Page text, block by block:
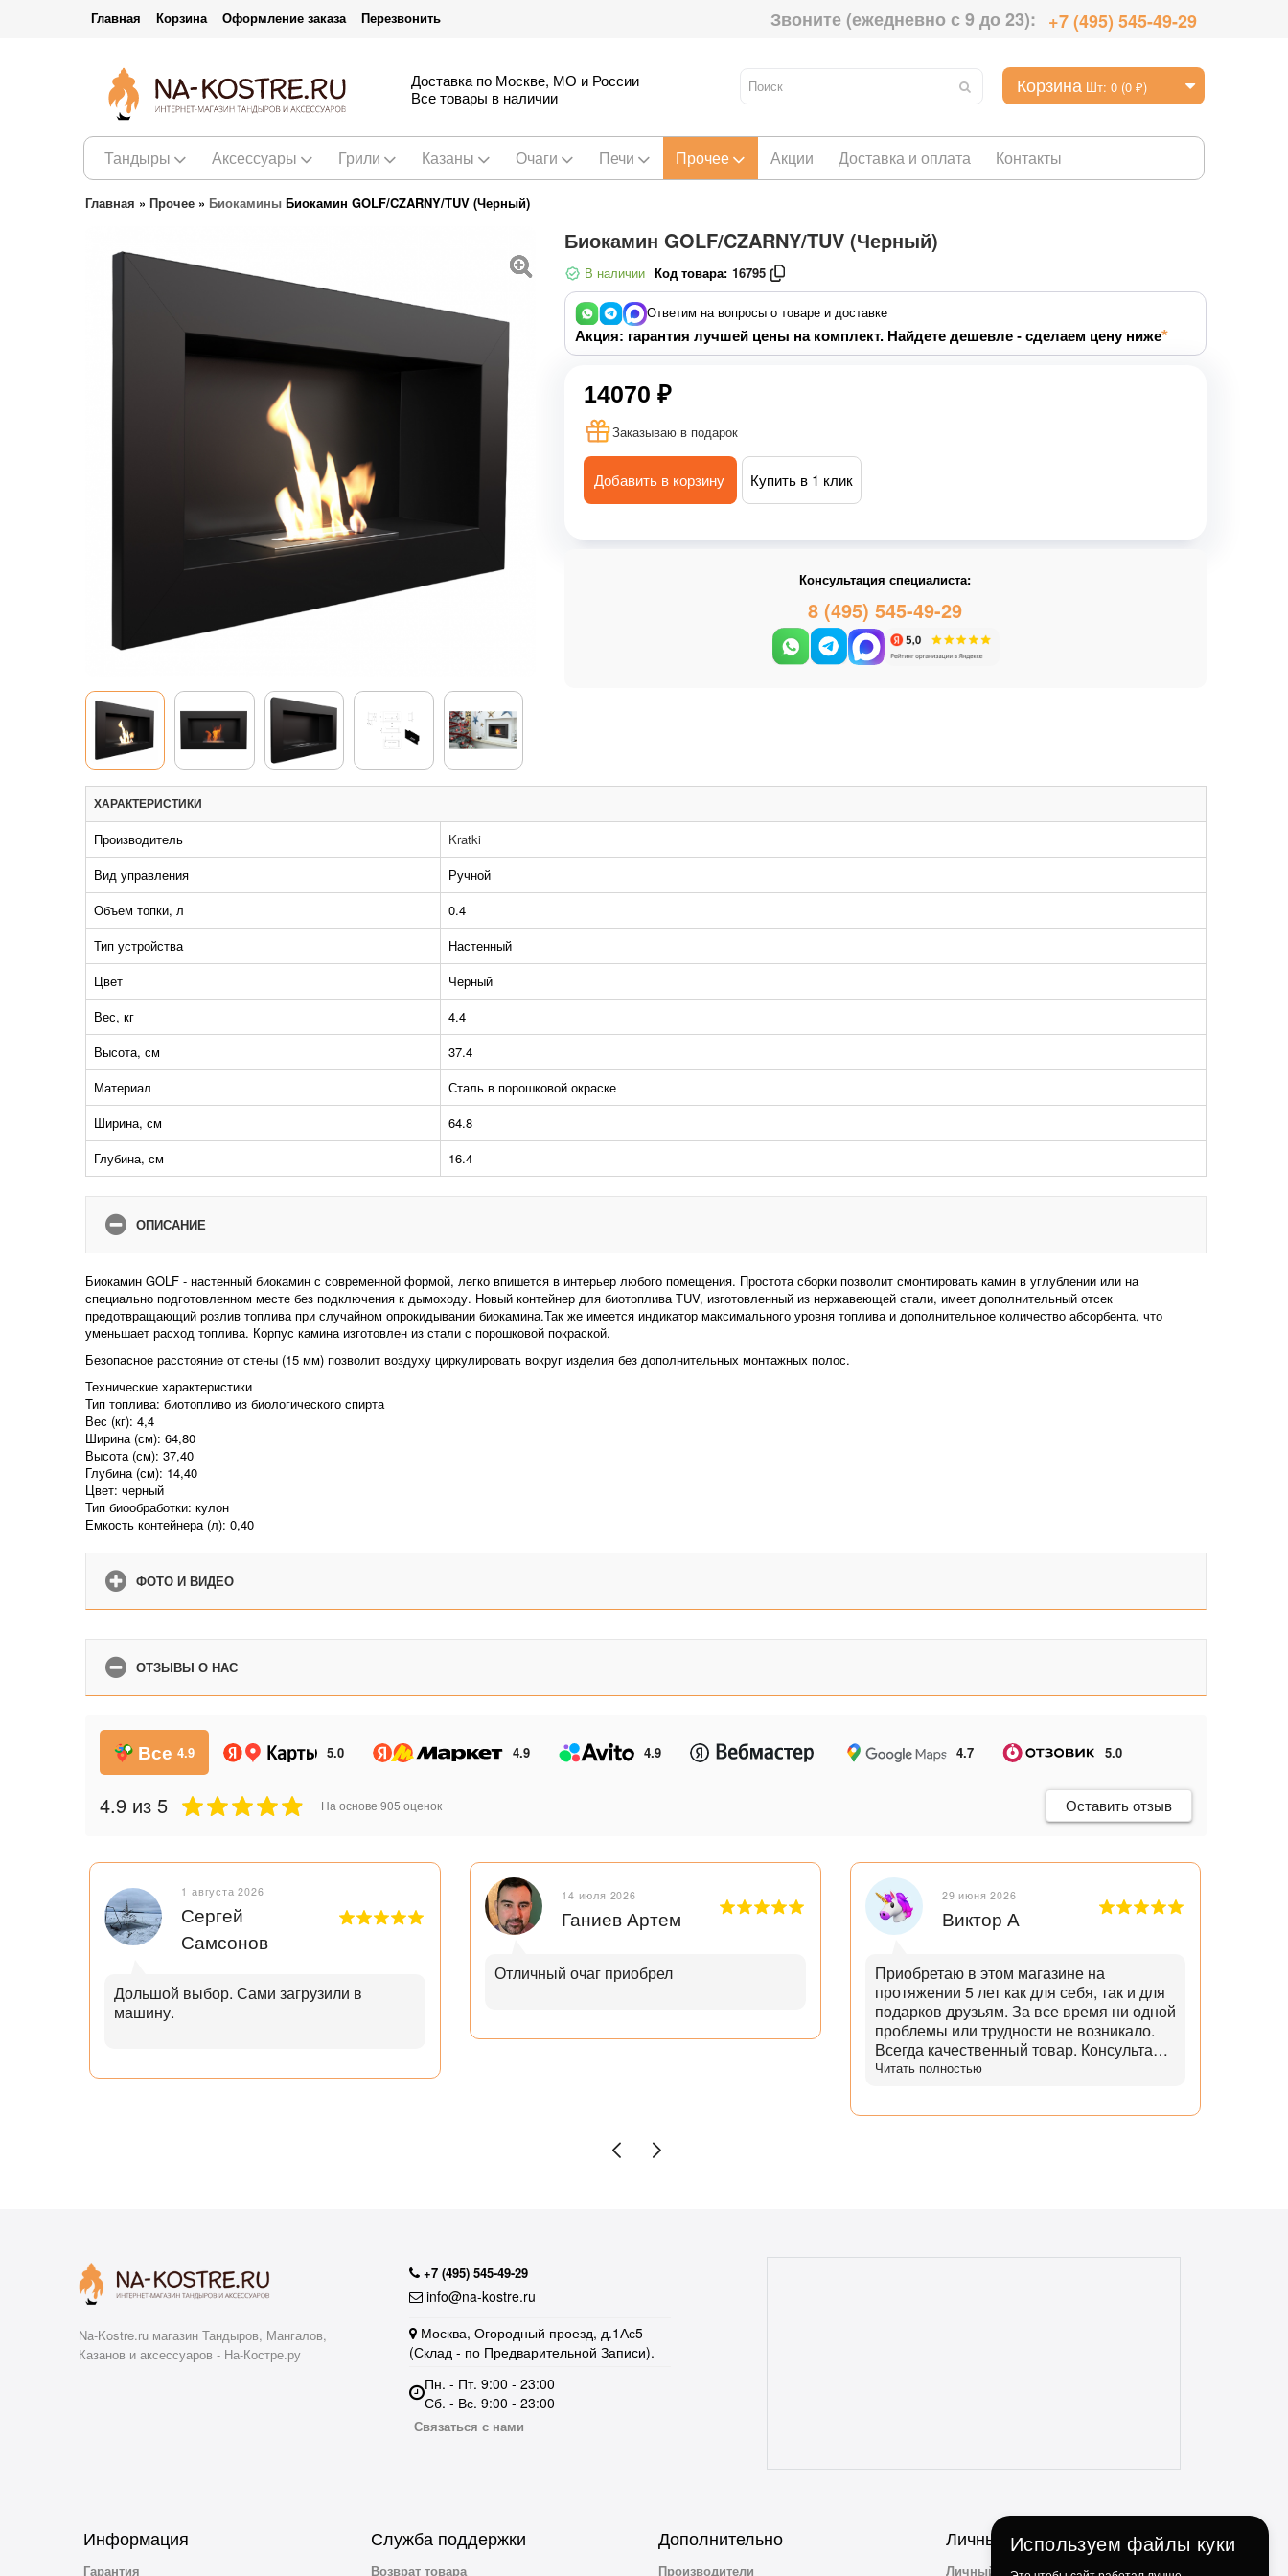
Главная Корзина Оформление заказа Перезвонить Звоните (ежедневно с 9 до 23): +7 (495) 545-49-29
Корзина Шт: 0 (0 ₽)
Доставка по Москве, МО и России
Все товары в наличии
Тандыры Аксессуары Грили Казаны Очаги Печи Прочее Акции Доставка и оплата Контакты
Главная » Прочее » Биокамины Биокамин GOLF/CZARNY/TUV (Черный)
Биокамин GOLF/CZARNY/TUV (Черный)
В наличии Код товара: 16795
Ответим на вопросы о товаре и доставке
Акция: гарантия лучшей цены на комплект. Найдете дешевле - сделаем цену ниже
14070 ₽
Заказываю в подарок
Добавить в корзину Купить в 1 клик
Консультация специалиста:
8 (495) 545-49-29
ХАРАКТЕРИСТИКИ
Производитель
Kratki
Вид управления
Ручной
Объем топки, л
0.4
Тип устройства
Настенный
Цвет
Черный
Вес, кг
4.4
Высота, см
37.4
Материал
Сталь в порошковой окраске
Ширина, см
64.8
Глубина, см
16.4
ОПИСАНИЕ
Биокамин GOLF - настенный биокамин с современной формой, легко впишется в интерьер любого помещения. Простота сборки позволит смонтировать камин в углублении или на
специально подготовленном месте без подключения к дымоходу. Новый контейнер для биотоплива TUV, изготовленный из нержавеющей стали, имеет дополнительный отсек
предотвращающий розлив топлива при случайном опрокидывании биокамина.Так же имеется индикатор максимального уровня топлива и дополнительное количество абсорбента, что
уменьшает расход топлива. Корпус камина изготовлен из стали с порошковой покраской.
Безопасное расстояние от стены (15 мм) позволит воздуху циркулировать вокруг изделия без дополнительных монтажных полос.
Технические характеристики
Тип топлива: биотопливо из биологического спирта
Вес (кг): 4,4
Ширина (см): 64,80
Высота (см): 37,40
Глубина (см): 14,40
Цвет: черный
Тип биообработки: кулон
Емкость контейнера (л): 0,40
ФОТО И ВИДЕО
ОТЗЫВЫ О НАС
Все 4.9 5.0 4.9 4.9 4.7 5.0
4.9из 5 На основе 905 оценок Оставить отзыв
1 августа 2026
Сергей
Самсонов
Дольшой выбор. Сами загрузили в
машину.
14 июля 2026
Ганиев Артем
Отличный очаг приобрел
29 июня 2026
Виктор А
Приобретаю в этом магазине на
протяжении 5 лет как для себя, так и для
подарков друзьям. За все время ни одной
проблемы или трудности не возникало.
Всегда качественный товар. Консультант
помогает с выбором и советами. Советы
отзывчивые и опытные. Особенно
Читать полностью
Na-Kostre.ru магазин Тандыров, Мангалов,
Казанов и аксессуаров - На-Костре.ру
+7 (495) 545-49-29
info@na-kostre.ru
Москва, Огородный проезд, д.1Ас5
(Склад - по Предварительной Записи).
Пн. - Пт. 9:00 - 23:00
Сб. - Вс. 9:00 - 23:00
Связаться с нами
Информация
Гарантия
Служба поддержки
Возврат товара
Дополнительно
Производители
Личный Кабинет
Личный Кабинет
Используем файлы куки